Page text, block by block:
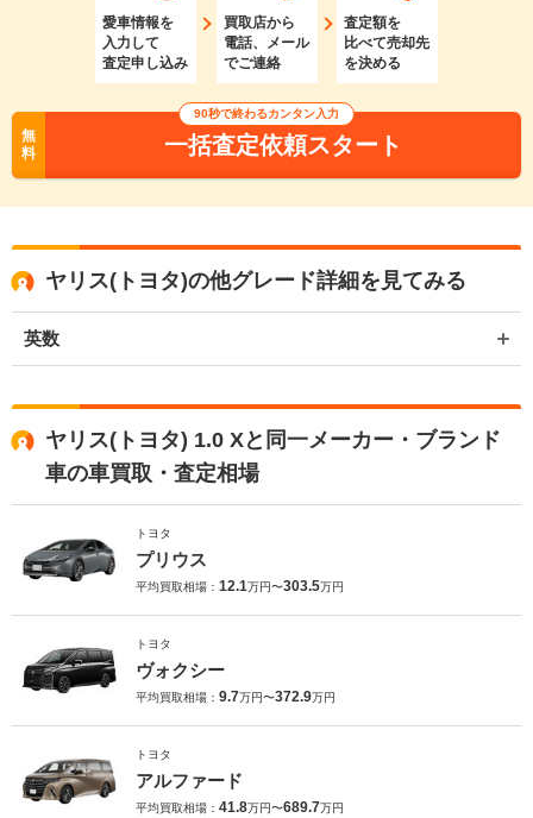
愛車情報を
入力して
査定申し込み
買取店から
電話、メール
でご連絡
査定額を
比べて売却先
を決める
無
料
90秒で終わるカンタン入力
一括査定依頼スタート
ヤリス(トヨタ)の他グレード詳細を見てみる
英数
ヤリス(トヨタ) 1.0 Xと同一メーカー・ブランド
車の車買取・査定相場
トヨタ
プリウス
平均買取相場： 12.1万円〜303.5万円
トヨタ
ヴォクシー
平均買取相場： 9.7万円〜372.9万円
トヨタ
アルファード
平均買取相場： 41.8万円〜689.7万円